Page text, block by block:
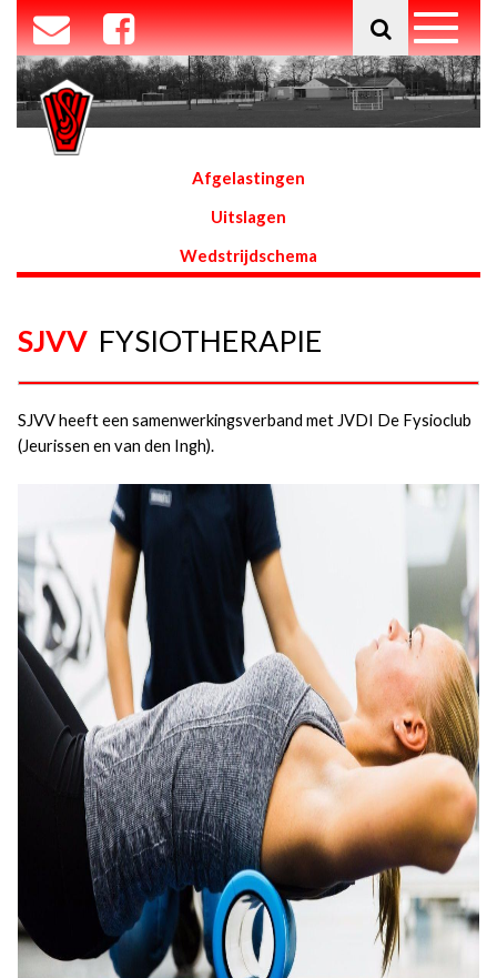
Afgelastingen
Uitslagen
Wedstrijdschema
SJVV FYSIOTHERAPIE
SJVV heeft een samenwerkingsverband met JVDI De Fysioclub
(Jeurissen en van den Ingh).